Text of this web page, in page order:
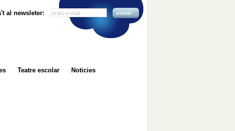
al newsleter: enviar
Teatre escolar Noticies